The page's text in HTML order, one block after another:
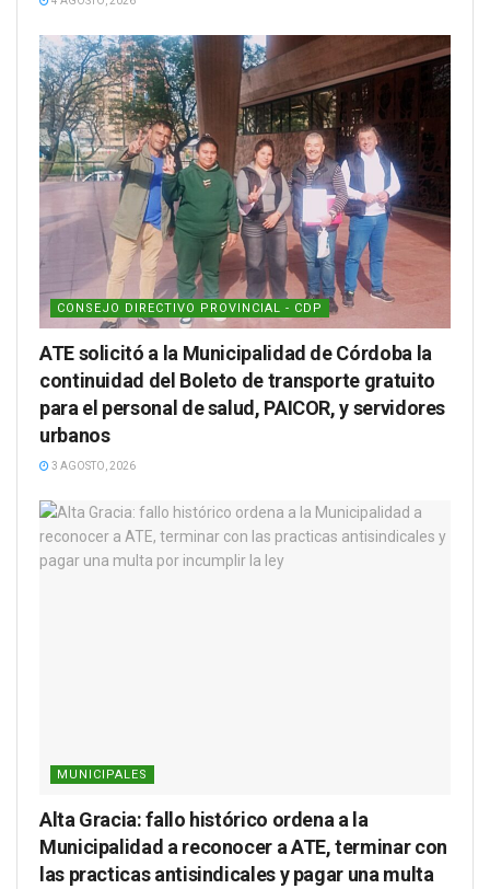
CONSEJO DIRECTIVO PROVINCIAL - CDP
ATE solicitó a la Municipalidad de Córdoba la
continuidad del Boleto de transporte gratuito
para el personal de salud, PAICOR, y servidores
urbanos
3 AGOSTO, 2026
MUNICIPALES
Alta Gracia: fallo histórico ordena a la
Municipalidad a reconocer a ATE, terminar con
las practicas antisindicales y pagar una multa